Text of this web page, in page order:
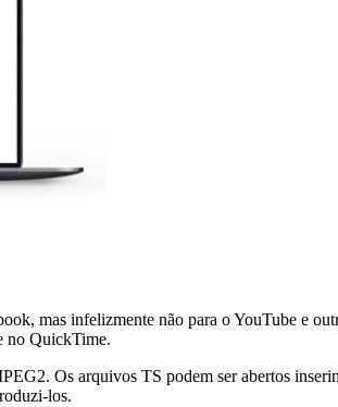
mas infelizmente não para o YouTube e
no QuickTime.
Os arquivos TS podem ser abertos
los.